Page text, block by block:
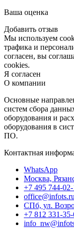
Ваша оценка
Добавить отзыв
Мы используем
трафика и
согласен, вы
cookies.
Я согласен
О компании
Основные
систем сбора
оборудования и
оборудования в
ПО.
Контактная
WhatsApp
Москва,
+7 495 744-
office@infots.ru
СПб, ул.
+7 812 331-